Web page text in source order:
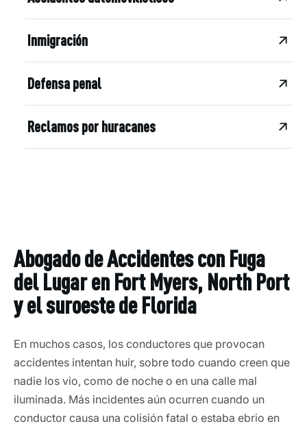
Inmigración
Defensa penal
Reclamos por huracanes
Abogado de Accidentes con Fuga
del Lugar en Fort Myers, North Port
y el suroeste de Florida
En muchos casos, los conductores que provocan
accidentes intentan huir, sobre todo cuando creen que
nadie los vio, como de noche o en una calle mal
iluminada. Más incidentes aún ocurren cuando un
conductor causa una colisión fatal o estaba ebrio en